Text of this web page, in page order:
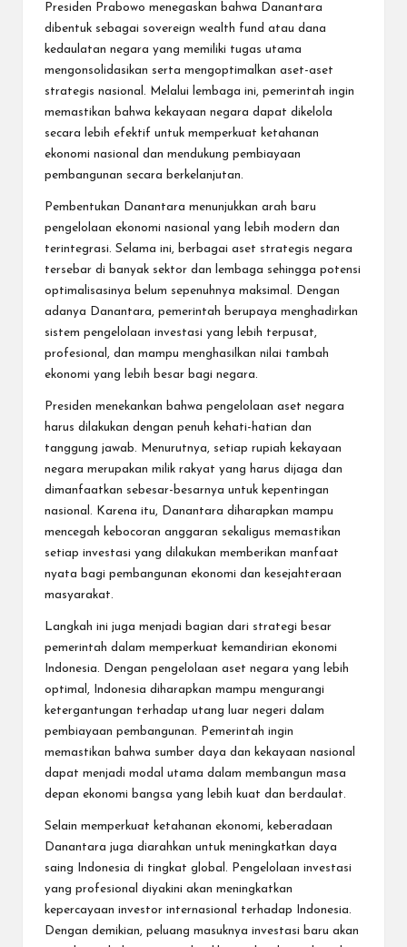
Presiden Prabowo menegaskan bahwa Danantara
dibentuk sebagai sovereign wealth fund atau dana
kedaulatan negara yang memiliki tugas utama
mengonsolidasikan serta mengoptimalkan aset-aset
strategis nasional. Melalui lembaga ini, pemerintah ingin
memastikan bahwa kekayaan negara dapat dikelola
secara lebih efektif untuk memperkuat ketahanan
ekonomi nasional dan mendukung pembiayaan
pembangunan secara berkelanjutan.
Pembentukan Danantara menunjukkan arah baru
pengelolaan ekonomi nasional yang lebih modern dan
terintegrasi. Selama ini, berbagai aset strategis negara
tersebar di banyak sektor dan lembaga sehingga potensi
optimalisasinya belum sepenuhnya maksimal. Dengan
adanya Danantara, pemerintah berupaya menghadirkan
sistem pengelolaan investasi yang lebih terpusat,
profesional, dan mampu menghasilkan nilai tambah
ekonomi yang lebih besar bagi negara.
Presiden menekankan bahwa pengelolaan aset negara
harus dilakukan dengan penuh kehati-hatian dan
tanggung jawab. Menurutnya, setiap rupiah kekayaan
negara merupakan milik rakyat yang harus dijaga dan
dimanfaatkan sebesar-besarnya untuk kepentingan
nasional. Karena itu, Danantara diharapkan mampu
mencegah kebocoran anggaran sekaligus memastikan
setiap investasi yang dilakukan memberikan manfaat
nyata bagi pembangunan ekonomi dan kesejahteraan
masyarakat.
Langkah ini juga menjadi bagian dari strategi besar
pemerintah dalam memperkuat kemandirian ekonomi
Indonesia. Dengan pengelolaan aset negara yang lebih
optimal, Indonesia diharapkan mampu mengurangi
ketergantungan terhadap utang luar negeri dalam
pembiayaan pembangunan. Pemerintah ingin
memastikan bahwa sumber daya dan kekayaan nasional
dapat menjadi modal utama dalam membangun masa
depan ekonomi bangsa yang lebih kuat dan berdaulat.
Selain memperkuat ketahanan ekonomi, keberadaan
Danantara juga diarahkan untuk meningkatkan daya
saing Indonesia di tingkat global. Pengelolaan investasi
yang profesional diyakini akan meningkatkan
kepercayaan investor internasional terhadap Indonesia.
Dengan demikian, peluang masuknya investasi baru akan